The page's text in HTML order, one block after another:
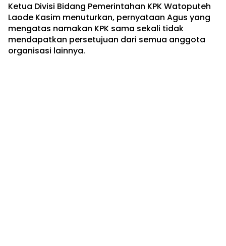
Ketua Divisi Bidang Pemerintahan KPK Watoputeh
Laode Kasim menuturkan, pernyataan Agus yang
mengatas namakan KPK sama sekali tidak
mendapatkan persetujuan dari semua anggota
organisasi lainnya.